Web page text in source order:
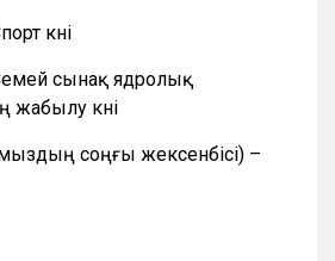
күні
сынақ ядролық
жабылу күні
соңғы жексенбісі) –